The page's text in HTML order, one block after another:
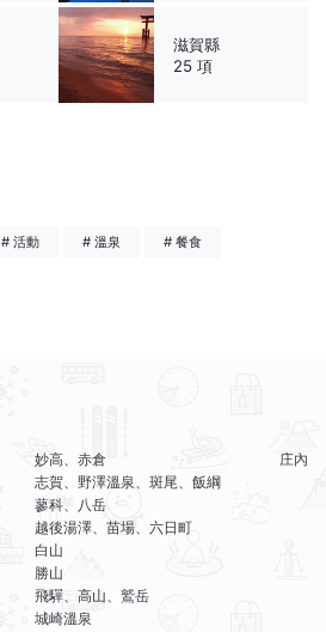
滋賀縣
25 項
# 活動 # 溫泉 # 餐食
妙高、赤倉
志賀、野澤溫泉、斑尾、飯綱
蓼科、八岳
越後湯澤、苗場、六日町
白山
勝山
飛驒、高山、鷲岳
城崎溫泉
庄內